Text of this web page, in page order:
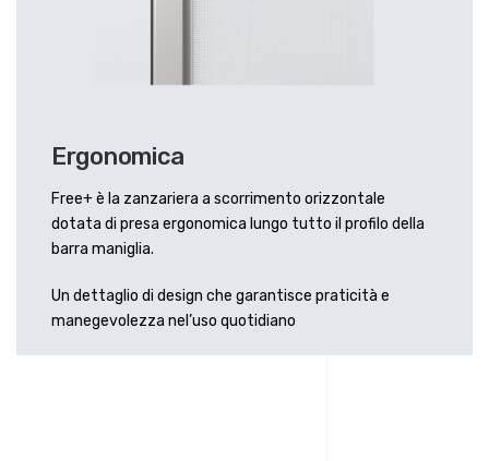
Ergonomica
Free+ è la zanzariera a scorrimento orizzontale
dotata di presa ergonomica lungo tutto il profilo della
barra maniglia.
Un dettaglio di design che garantisce praticità e
manegevolezza nel’uso quotidiano